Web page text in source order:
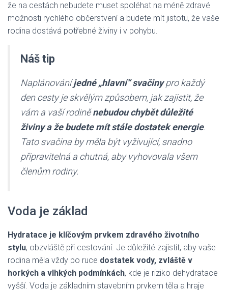
že na cestách nebudete muset spoléhat na méně zdravé
možnosti rychlého občerstvení a budete mít jistotu, že vaše
rodina dostává potřebné živiny i v pohybu.
Náš tip
Naplánováníjedné „hlavní“ svačinypro každý
den cesty je skvělým způsobem, jak zajistit, že
vám a vaší rodiněnebudou chybět důležité
živiny a že budete mít stále dostatek energie.
Tato svačina by měla být vyživující, snadno
připravitelná a chutná, aby vyhovovala všem
členům rodiny.
Voda je základ
Hydratace je klíčovým prvkem zdravého životního
stylu, obzvláště při cestování. Je důležité zajistit, aby vaše
rodina měla vždy po ruce dostatek vody, zvláště v
horkých a vlhkých podmínkách, kde je riziko dehydratace
vyšší. Voda je základním stavebním prvkem těla a hraje